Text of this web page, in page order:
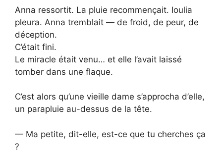
Anna ressortit. La pluie recommençait. Ioulia
pleura. Anna tremblait — de froid, de peur, de
déception.
C’était fini.
Le miracle était venu… et elle l’avait laissé
tomber dans une flaque.
C’est alors qu’une vieille dame s’approcha d’elle,
un parapluie au-dessus de la tête.
— Ma petite, dit-elle, est-ce que tu cherches ça
?